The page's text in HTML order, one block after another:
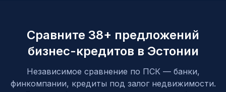
Сравните 38+ предложений
бизнес-кредитов в Эстонии
Независимое сравнение по ПСК — банки,
финкомпании, кредиты под залог недвижимости.